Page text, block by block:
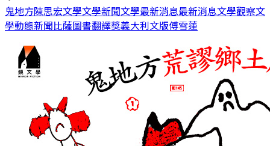
鬼地方陳思宏文學文學新聞文學最新消息最新消息文學觀察文
學動態新聞 比薩圖書翻譯獎義大利文版傅雪蓮